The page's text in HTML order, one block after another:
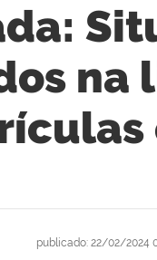
na
publicado: 22/02/2024